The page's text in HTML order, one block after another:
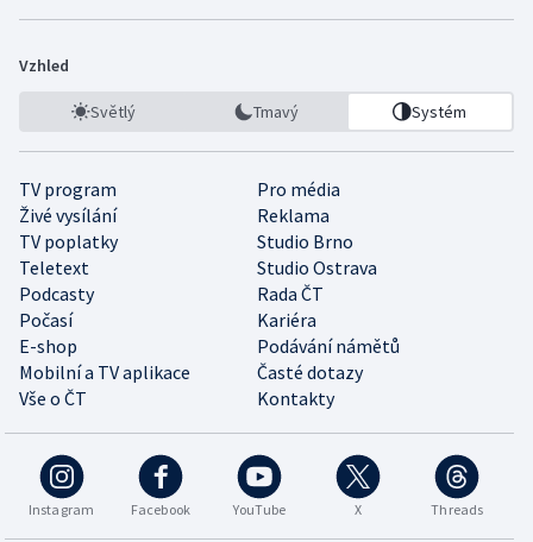
Vzhled
Světlý Tmavý Systém
TV program
Pro média
Živé vysílání
Reklama
TV poplatky
Studio Brno
Teletext
Studio Ostrava
Podcasty
Rada ČT
Počasí
Kariéra
E-shop
Podávání námětů
Mobilní a TV aplikace
Časté dotazy
Vše o ČT
Kontakty
Instagram Facebook YouTube X Threads